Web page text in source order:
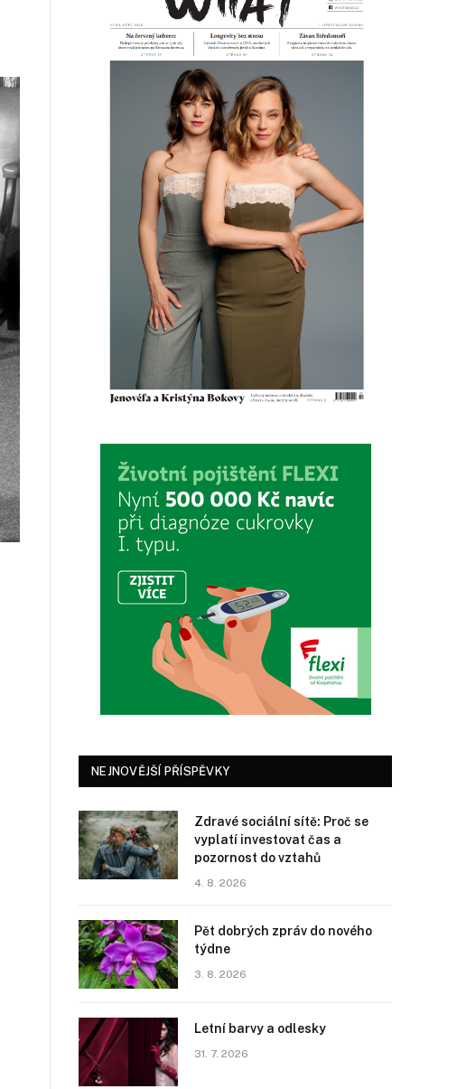
NEJNOVĚJŠÍ PŘÍSPĚVKY
Zdravé sociální sítě: Proč se
vyplatí investovat čas a
pozornost do vztahů
4. 8. 2026
Pět dobrých zpráv do nového
týdne
3. 8. 2026
Letní barvy a odlesky
31. 7. 2026